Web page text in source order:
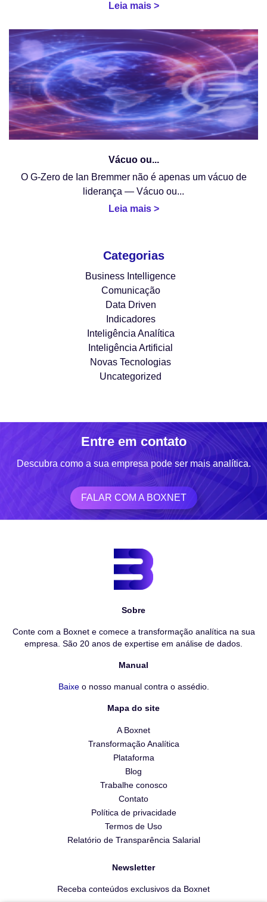
Leia mais >
Vácuo ou...
O G-Zero de Ian Bremmer não é apenas um vácuo de
liderança — Vácuo ou...
Leia mais >
Categorias
Business Intelligence
Comunicação
Data Driven
Indicadores
Inteligência Analítica
Inteligência Artificial
Novas Tecnologias
Uncategorized
Entre em contato
Descubra como a sua empresa pode ser mais analítica.
FALAR COM A BOXNET
Sobre
Conte com a Boxnet e comece a transformação analítica na sua
empresa. São 20 anos de expertise em análise de dados.
Manual
Baixeo nosso manual contra o assédio.
Mapa do site
A Boxnet
Transformação Analítica
Plataforma
Blog
Trabalhe conosco
Contato
Política de privacidade
Termos de Uso
Relatório de Transparência Salarial
Newsletter
Receba conteúdos exclusivos da Boxnet